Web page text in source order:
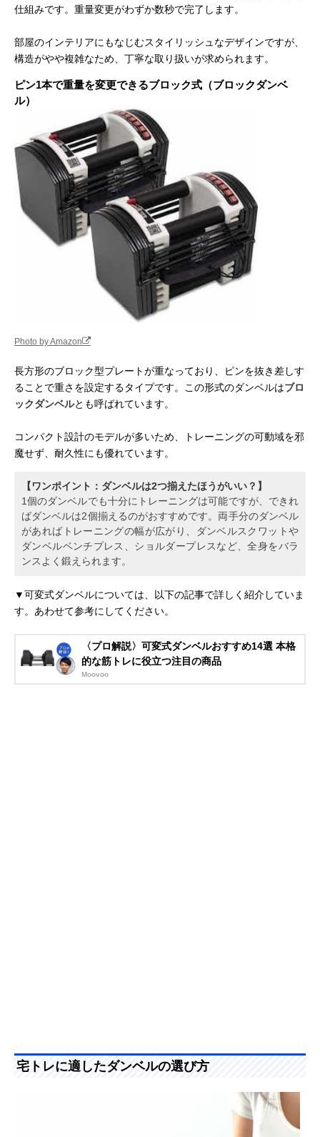
仕組みです。重量変更がわずか数秒で完了します。
部屋のインテリアにもなじむスタイリッシュなデザインですが、
構造がやや複雑なため、丁寧な取り扱いが求められます。
ピン1本で重量を変更できるブロック式（ブロックダンベ
ル）
Photo by Amazon
長方形のブロック型プレートが重なっており、ピンを抜き差しす
ることで重さを設定するタイプです。この形式のダンベルはブロ
ックダンベルとも呼ばれています。
コンパクト設計のモデルが多いため、トレーニングの可動域を邪
魔せず、耐久性にも優れています。
【ワンポイント：ダンベルは2つ揃えたほうがいい？】
1個のダンベルでも十分にトレーニングは可能ですが、できれ
ばダンベルは2個揃えるのがおすすめです。両手分のダンベル
があればトレーニングの幅が広がり、ダンベルスクワットや
ダンベルベンチプレス、ショルダープレスなど、全身をバラ
ンスよく鍛えられます。
▼可変式ダンベルについては、以下の記事で詳しく紹介していま
す。あわせて参考にしてください。
〈プロ解説〉可変式ダンベルおすすめ14選 本格
的な筋トレに役立つ注目の商品
Moovoo
宅トレに適したダンベルの選び方